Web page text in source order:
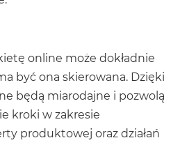
online może dokładnie
być ona skierowana. Dzięki
będą miarodajne i pozwolą
kroki w zakresie
produktowej oraz działań